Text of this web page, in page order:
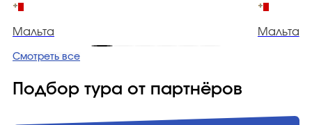
Мальта Мальта
Смотреть все
Подбор тура от партнёров